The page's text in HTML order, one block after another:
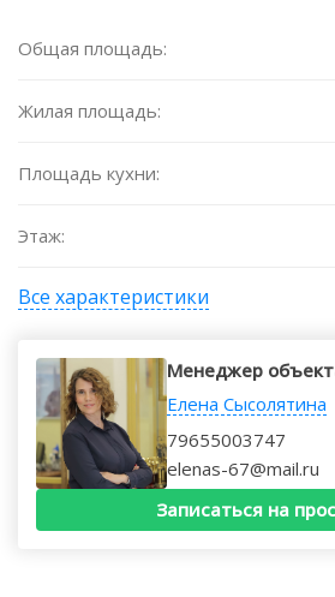
Общая площадь:
Жилая площадь:
Площадь кухни:
Этаж:
Все характеристики
Менеджер
Елена Сысолятина
79655003747
elenas-67@mail.ru
Записаться на